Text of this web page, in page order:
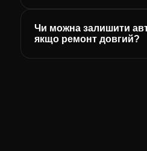
Чи можна залишити
якщо ремонт довгий?